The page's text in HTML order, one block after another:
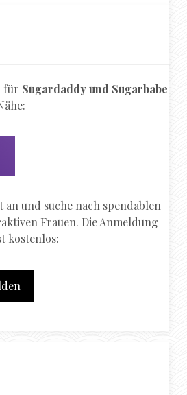
für Sugardaddy und Sugarbabe
und suche nach spendablen
Frauen. Die Anmeldung
kostenlos: